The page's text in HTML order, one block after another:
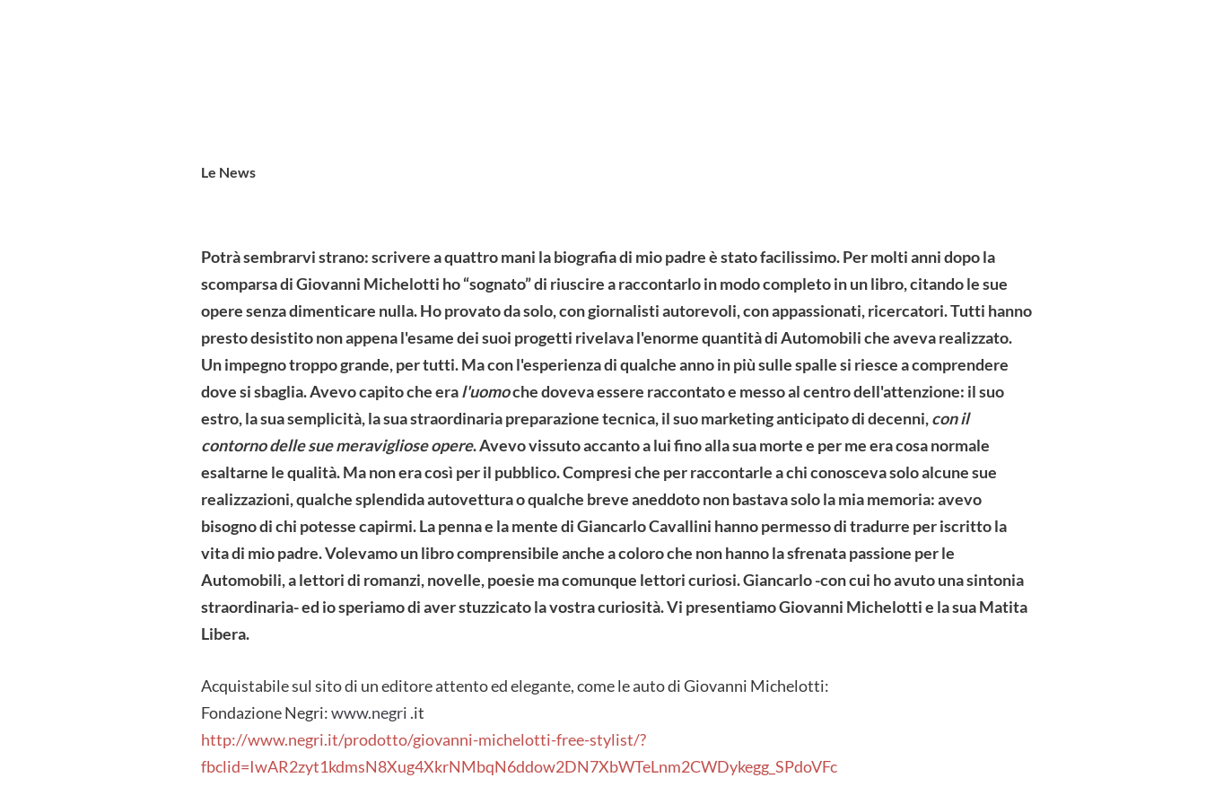
Le News
Potrà sembrarvi strano: scrivere a quattro mani la biografia di mio padre è stato facilissimo. Per molti anni dopo la
scomparsa di Giovanni Michelotti ho “sognato” di riuscire a raccontarlo in modo completo in un libro, citando le sue
opere senza dimenticare nulla. Ho provato da solo, con giornalisti autorevoli, con appassionati, ricercatori. Tutti hanno
presto desistito non appena l'esame dei suoi progetti rivelava l'enorme quantità di Automobili che aveva realizzato.
Un impegno troppo grande, per tutti. Ma con l'esperienza di qualche anno in più sulle spalle si riesce a comprendere
dove si sbaglia. Avevo capito che eral'uomoche doveva essere raccontato e messo al centro dell'attenzione: il suo
estro, la sua semplicità, la sua straordinaria preparazione tecnica, il suo marketing anticipato di decenni,con il
contorno delle sue meravigliose opere. Avevo vissuto accanto a lui fino alla sua morte e per me era cosa normale
esaltarne le qualità. Ma non era così per il pubblico. Compresi che per raccontarle a chi conosceva solo alcune sue
realizzazioni, qualche splendida autovettura o qualche breve aneddoto non bastava solo la mia memoria: avevo
bisogno di chi potesse capirmi. La penna e la mente di Giancarlo Cavallini hanno permesso di tradurre per iscritto la
vita di mio padre. Volevamo un libro comprensibile anche a coloro che non hanno la sfrenata passione per le
Automobili, a lettori di romanzi, novelle, poesie ma comunque lettori curiosi. Giancarlo -con cui ho avuto una sintonia
straordinaria- ed io speriamo di aver stuzzicato la vostra curiosità. Vi presentiamo Giovanni Michelotti e la sua Matita
Libera.
Acquistabile sul sito di un editore attento ed elegante, come le auto di Giovanni Michelotti:
Fondazione Negri:www.negri .it
http://www.negri.it/prodotto/giovanni-michelotti-free-stylist/?
fbclid=IwAR2zyt1kdmsN8Xug4XkrNMbqN6ddow2DN7XbWTeLnm2CWDykegg_SPdoVFc